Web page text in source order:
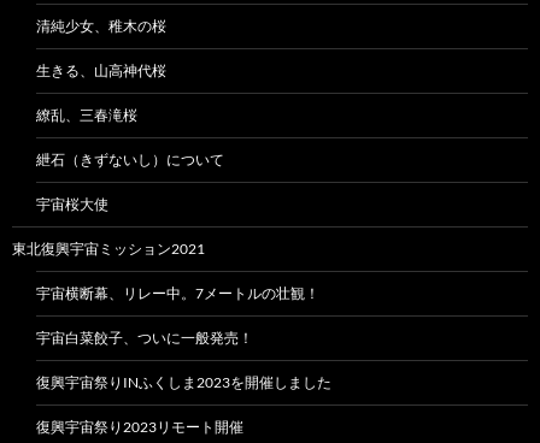
清純少女、稚木の桜
生きる、山高神代桜
繚乱、三春滝桜
紲石（きずないし）について
宇宙桜大使
東北復興宇宙ミッション2021
宇宙横断幕、リレー中。7メートルの壮観！
宇宙白菜餃子、ついに一般発売！
復興宇宙祭りINふくしま2023を開催しました
復興宇宙祭り2023リモート開催